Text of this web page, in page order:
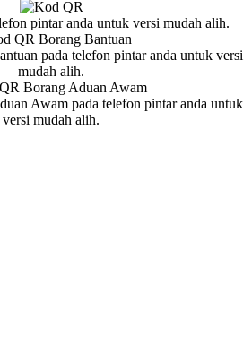
pintar anda untuk versi mudah alih.
pada telefon pintar anda untuk versi
mudah alih.
Awam pada telefon pintar anda untuk
versi mudah alih.